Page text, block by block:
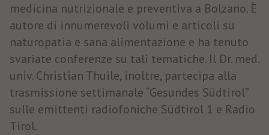
medicina nutrizionale e preventiva a Bolzano. È
autore di innumerevoli volumi e articoli su
naturopatia e sana alimentazione e ha tenuto
svariate conferenze su tali tematiche. Il Dr. med.
univ. Christian Thuile, inoltre, partecipa alla
trasmissione settimanale “Gesundes Südtirol”
sulle emittenti radiofoniche Südtirol 1 e Radio
Tirol.